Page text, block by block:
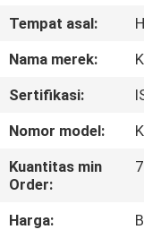
KAMI
PABRIK
KONTROL
KUALITAS
Tempat asal:
Nama merek:
Sertifikasi:
Nomor model:
Kuantitas min
Order:
Harga: